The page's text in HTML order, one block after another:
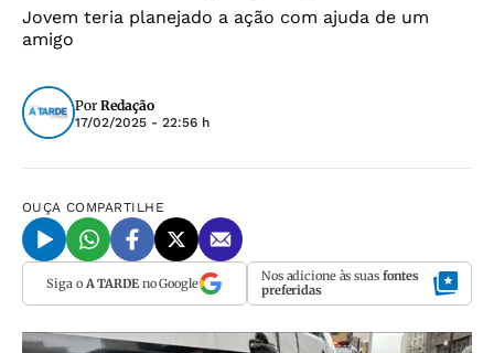
Jovem teria planejado a ação com ajuda de um
amigo
Por Redação
17/02/2025 - 22:56 h
OUÇA COMPARTILHE
Siga o A TARDEno Google Nos adicione às suas fontes
preferidas